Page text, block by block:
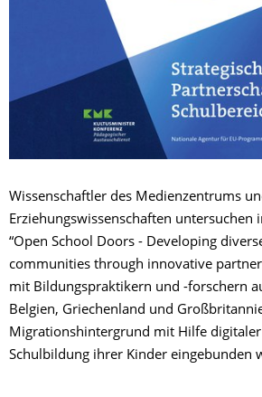
Wissenschaftler des Medienzentrums
Erziehungswissenschaften untersuchen
“Open School Doors - Developing
communities through innovative
mit Bildungspraktikern und -forschern
Belgien, Griechenland und
Migrationshintergrund mit Hilfe
Schulbildung ihrer Kinder eingebunden